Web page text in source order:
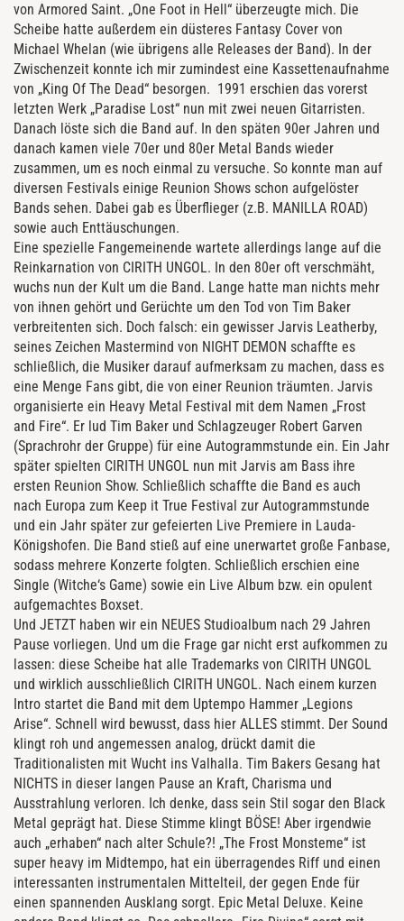
von Armored Saint. „One Foot in Hell“ überzeugte mich. Die
Scheibe hatte außerdem ein düsteres Fantasy Cover von
Michael Whelan (wie übrigens alle Releases der Band). In der
Zwischenzeit konnte ich mir zumindest eine Kassettenaufnahme
von „King Of The Dead“ besorgen. 1991 erschien das vorerst
letzten Werk „Paradise Lost“ nun mit zwei neuen Gitarristen.
Danach löste sich die Band auf. In den späten 90er Jahren und
danach kamen viele 70er und 80er Metal Bands wieder
zusammen, um es noch einmal zu versuche. So konnte man auf
diversen Festivals einige Reunion Shows schon aufgelöster
Bands sehen. Dabei gab es Überflieger (z.B. MANILLA ROAD)
sowie auch Enttäuschungen.
Eine spezielle Fangemeinende wartete allerdings lange auf die
Reinkarnation von CIRITH UNGOL. In den 80er oft verschmäht,
wuchs nun der Kult um die Band. Lange hatte man nichts mehr
von ihnen gehört und Gerüchte um den Tod von Tim Baker
verbreitenten sich. Doch falsch: ein gewisser Jarvis Leatherby,
seines Zeichen Mastermind von NIGHT DEMON schaffte es
schließlich, die Musiker darauf aufmerksam zu machen, dass es
eine Menge Fans gibt, die von einer Reunion träumten. Jarvis
organisierte ein Heavy Metal Festival mit dem Namen „Frost
and Fire“. Er lud Tim Baker und Schlagzeuger Robert Garven
(Sprachrohr der Gruppe) für eine Autogrammstunde ein. Ein Jahr
später spielten CIRITH UNGOL nun mit Jarvis am Bass ihre
ersten Reunion Show. Schließlich schaffte die Band es auch
nach Europa zum Keep it True Festival zur Autogrammstunde
und ein Jahr später zur gefeierten Live Premiere in Lauda-
Königshofen. Die Band stieß auf eine unerwartet große Fanbase,
sodass mehrere Konzerte folgten. Schließlich erschien eine
Single (Witche‘s Game) sowie ein Live Album bzw. ein opulent
aufgemachtes Boxset.
Und JETZT haben wir ein NEUES Studioalbum nach 29 Jahren
Pause vorliegen. Und um die Frage gar nicht erst aufkommen zu
lassen: diese Scheibe hat alle Trademarks von CIRITH UNGOL
und wirklich ausschließlich CIRITH UNGOL. Nach einem kurzen
Intro startet die Band mit dem Uptempo Hammer „Legions
Arise“. Schnell wird bewusst, dass hier ALLES stimmt. Der Sound
klingt roh und angemessen analog, drückt damit die
Traditionalisten mit Wucht ins Valhalla. Tim Bakers Gesang hat
NICHTS in dieser langen Pause an Kraft, Charisma und
Ausstrahlung verloren. Ich denke, dass sein Stil sogar den Black
Metal geprägt hat. Diese Stimme klingt BÖSE! Aber irgendwie
auch „erhaben“ nach alter Schule?! „The Frost Monsteme“ ist
super heavy im Midtempo, hat ein überragendes Riff und einen
interessanten instrumentalen Mittelteil, der gegen Ende für
einen spannenden Ausklang sorgt. Epic Metal Deluxe. Keine